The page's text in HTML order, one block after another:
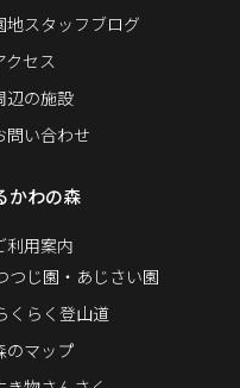
地スタッフブログ
クセス
辺の施設
問い合わせ
かわの森
利用案内
つじ園・あじさい園
くらく登山道
のマップ